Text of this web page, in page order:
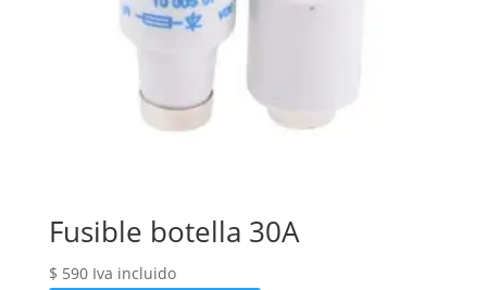
Fusible botella 30A
$ 590 Iva incluido